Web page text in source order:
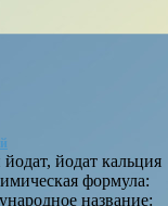
йодат кальция
формула:
название: